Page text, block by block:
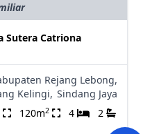
Sutera Catriona
Rejang Lebong,
Kelingi, Sindang Jaya
120m2 4 2